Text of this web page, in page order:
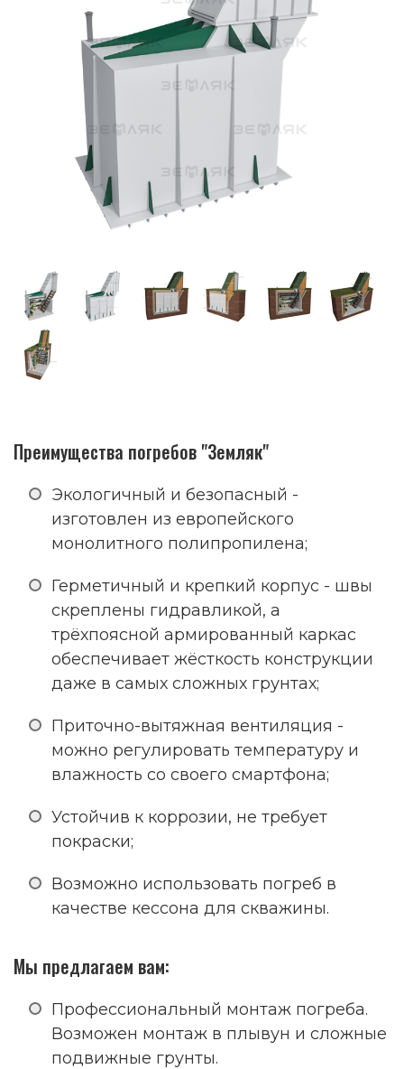
Преимущества погребов "Земляк"
Экологичный и безопасный -
изготовлен из европейского
монолитного полипропилена;
Герметичный и крепкий корпус - швы
скреплены гидравликой, а
трёхпоясной армированный каркас
обеспечивает жёсткость конструкции
даже в самых сложных грунтах;
Приточно-вытяжная вентиляция -
можно регулировать температуру и
влажность со своего смартфона;
Устойчив к коррозии, не требует
покраски;
Возможно использовать погреб в
качестве кессона для скважины.
Мы предлагаем вам:
Профессиональный монтаж погреба.
Возможен монтаж в плывун и сложные
подвижные грунты.